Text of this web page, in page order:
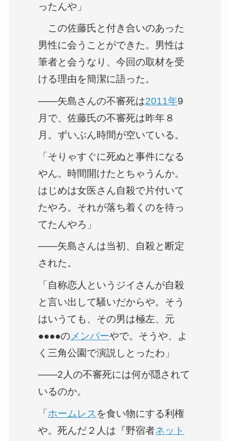
ったんや」
この佐藤氏と付き合いのあった
男性に会うことができた。男性は
筆者と会うなり、今回の取材を受
ける理由を簡潔に語った。
――矢島さんの不審死は2011年9
月で、佐藤氏の不審死は昨年８
月。ずいぶん時間が空いている。
「そりゃすぐに死ぬと事件になる
やん。時間開けたとちゃうんか。
はじめは女医さん自殺で片付いて
たやろ。それが落ち着くのを待っ
てたんやろ」
――矢島さんは当初、自殺と断定
された。
「自称恋人というジイさんが自殺
と言い出して騒いだからや。そう
はいうても、その男は極左、元
●●●●の メンバーやで。そうや、よ
く三角公園で演説しとったわ」
――2人の不審死には何が隠されて
いるのか。
「ホームレス を食い物にする利権
や。死んだ２人は『野宿者ネット